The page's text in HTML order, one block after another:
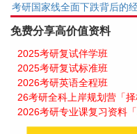
考研国家线全面下跌背后的
免费分享高价值资料
2025考研复试伴学班
2025考研复试标准班
2026考研英语全程班
26考研全科上岸规划营「择
2026考研专业课复习资料「